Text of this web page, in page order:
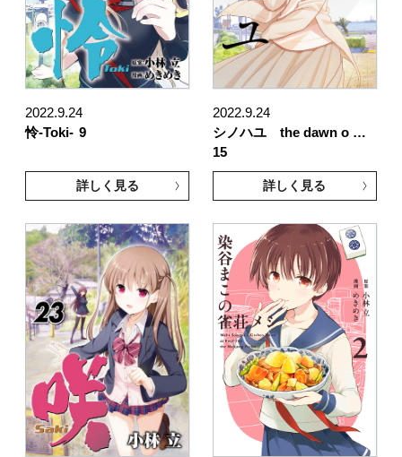
2022.9.24
怜-Toki- 9
詳しく見る
2022.9.24
シノハユ the dawn o …
15
詳しく見る